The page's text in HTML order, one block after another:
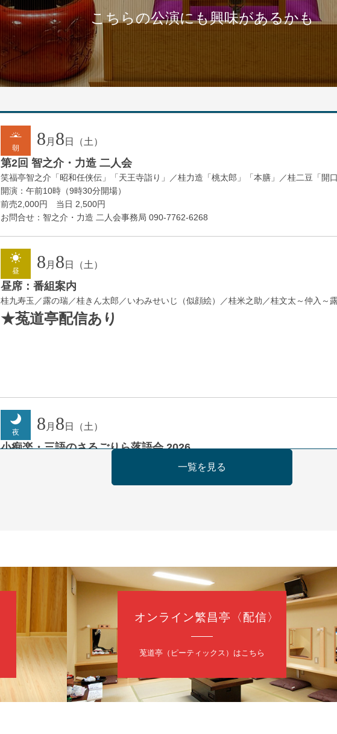
こちらの公演にも興味があるかも
朝 8月 8 日（土）
第2回 智之介・力造 二人会
笑福亭智之介「昭和任侠伝」「天王寺詣り」／桂力造「桃太郎」「本膳」／桂二豆「開
開演：午前10時（9時30分開場）
前売2,000円 当日 2,500円
お問合せ：智之介・力造 二人会事務局 090-7762-6268
昼 8月 8 日（土）
昼席：番組案内
桂九寿玉／露の瑞／桂きん太郎／いわみせいじ（似顔絵）／桂米之助／桂文太～仲入～
★菟道亭配信あり
夜 8 月 8 日（土）
小痴楽・三語のさるごりら落語会 2026
朝
日（日）
第98回 桂慶枝の早起き寄席～親子の噺スペシャル～
桂慶枝「KCストーリー」／月亭遊真「真田小僧」／桂三実「ワンワン」／桂慶枝「せ
開演：午前10時（9時30分開場）1F全席指定 2F全席自由
前売2,000円 当日2,500円 25歳以下前売・当日共1,000円
お問合せ：落語ファクトリー 0120-874-315
一覧を見る
オンライン繁昌亭〈配信〉
莵道亭（ピーティックス）はこちら